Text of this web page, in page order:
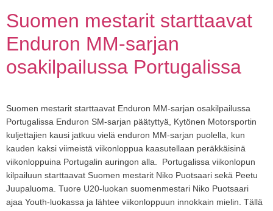
Suomen mestarit starttaavat
Enduron MM-sarjan
osakilpailussa Portugalissa
Suomen mestarit starttaavat Enduron MM-sarjan osakilpailussa
Portugalissa Enduron SM-sarjan päätyttyä, Kytönen Motorsportin
kuljettajien kausi jatkuu vielä enduron MM-sarjan puolella, kun
kauden kaksi viimeistä viikonloppua kaasutellaan peräkkäisinä
viikonloppuina Portugalin auringon alla. Portugalissa viikonlopun
kilpailuun starttaavat Suomen mestarit Niko Puotsaari sekä Peetu
Juupaluoma. Tuore U20-luokan suomenmestari Niko Puotsaari
ajaa Youth-luokassa ja lähtee viikonloppuun innokkain mielin. Tällä